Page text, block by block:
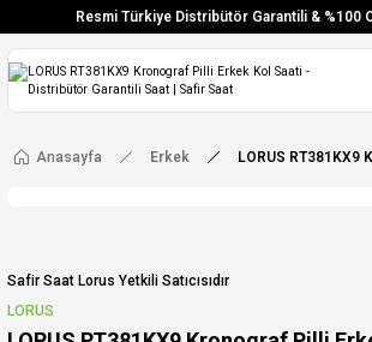
Resmi Türkiye Distribütör Garantili & %100
Vade Farksız 6 Taksit
Aynı Gün Stoktan Gönderim
Ücretsiz Kargo
Anasayfa Erkek LORUS
Safir Saat Lorus Yetkili Satıcısıdır
LORUS